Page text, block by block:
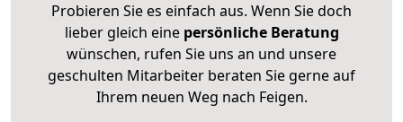
Probieren Sie es einfach aus. Wenn Sie doch
lieber gleich eine persönliche Beratung
wünschen, rufen Sie uns an und unsere
geschulten Mitarbeiter beraten Sie gerne auf
Ihrem neuen Weg nach Feigen.